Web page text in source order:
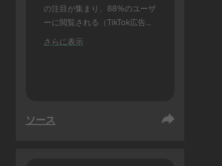
の注目が集まり、88%のユーザ
ーに閲覧される（TikTok広告を
単独で表示した場合は72%）。
さらに表示
ソース